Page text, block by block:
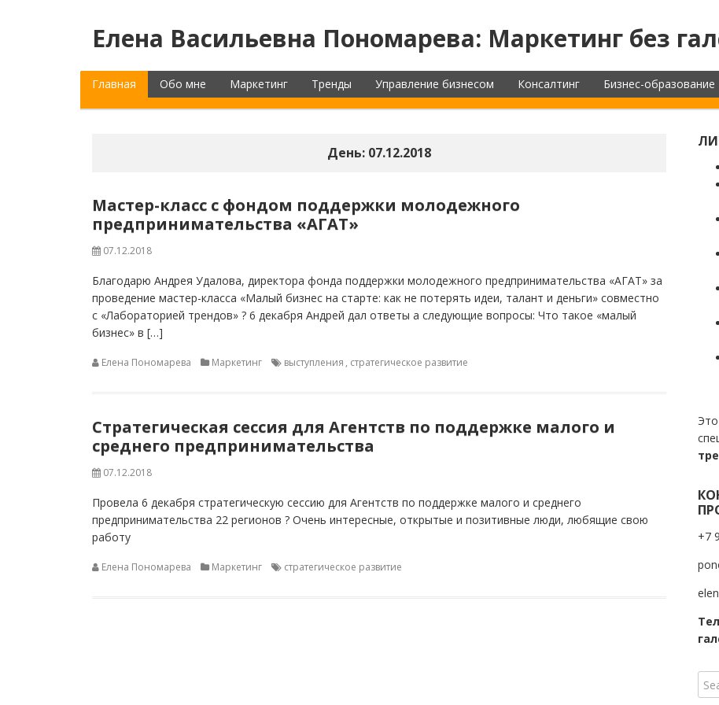
Елена Васильевна Пономарева: Маркетинг без
Главная Обо мне Маркетинг Тренды Управление бизнесом Консалтинг Бизнес-образование
День: 07.12.2018
Мастер-класс с фондом поддержки молодежного
предпринимательства «АГАТ»
07.12.2018
Благодарю Андрея Удалова, директора фонда поддержки молодежного предпринимательства «АГАТ» за
проведение мастер-класса «Малый бизнес на старте: как не потерять идеи, талант и деньги» совместно
с «Лабораторией трендов» ? 6 декабря Андрей дал ответы а следующие вопросы: Что такое «малый
бизнес» в […]
Елена Пономарева Маркетинг выступления , стратегическое развитие
Стратегическая сессия для Агентств по поддержке малого и
среднего предпринимательства
07.12.2018
Провела 6 декабря стратегическую сессию для Агентств по поддержке малого и среднего
предпринимательства 22 регионов ? Очень интересные, открытые и позитивные люди, любящие свою
работу
Елена Пономарева Маркетинг стратегическое развитие
+7